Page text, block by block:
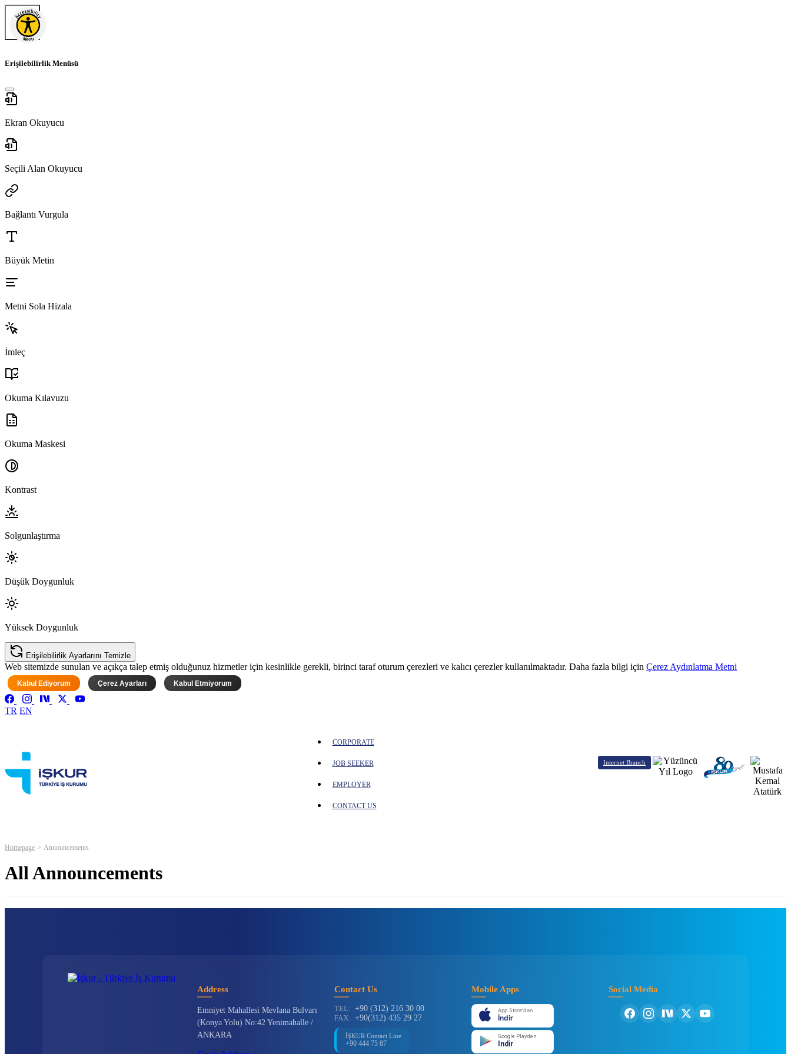
Erişilebilirlik Menüsü
Ekran Okuyucu
Seçili Alan Okuyucu
Bağlantı Vurgula
Büyük Metin
Metni Sola Hizala
İmleç
Okuma Kılavuzu
Okuma Maskesi
Kontrast
Solgunlaştırma
Düşük Doygunluk
Yüksek Doygunluk
Erişilebilirlik Ayarlarını Temizle
Web sitemizde sunulan ve açıkça talep etmiş olduğunuz hizmetler için kesinlikle gerekli, birinci taraf oturum çerezleri ve kalıcı çerezler kullanılmaktadır. Daha fazla bilgi için Çerez Aydınlatma Metni
Kabul Ediyorum Çerez Ayarları Kabul Etmiyorum
TR EN
CORPORATE
JOB SEEKER
EMPLOYER
CONTACT US
Internet Branch
Homepage Announcements
All Announcements
Address
Emniyet Mahallesi Mevlana Bulvarı
(Konya Yolu) No:42 Yenimahalle /
ANKARA
Contact Us
TEL: +90 (312) 216 30 00
FAX: +90(312) 435 29 27
İŞKUR Contact Line
+90 444 75 87
Mobile Apps
App Store'dan
İndir
Google Play'den
İndir
Social Media